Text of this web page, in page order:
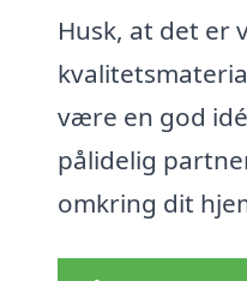
Husk, at det
være en god
pålidelig
omkring dit